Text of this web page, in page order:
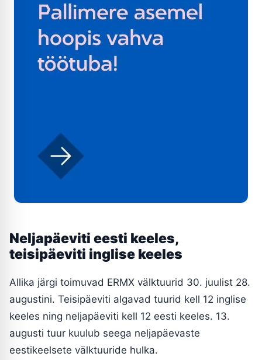
Neljapäeviti eesti keeles,
teisipäeviti inglise keeles
Allika järgi toimuvad ERMX välktuurid 30. juulist 28.
augustini. Teisipäeviti algavad tuurid kell 12 inglise
keeles ning neljapäeviti kell 12 eesti keeles. 13.
augusti tuur kuulub seega neljapäevaste
eestikeelsete välktuuride hulka.